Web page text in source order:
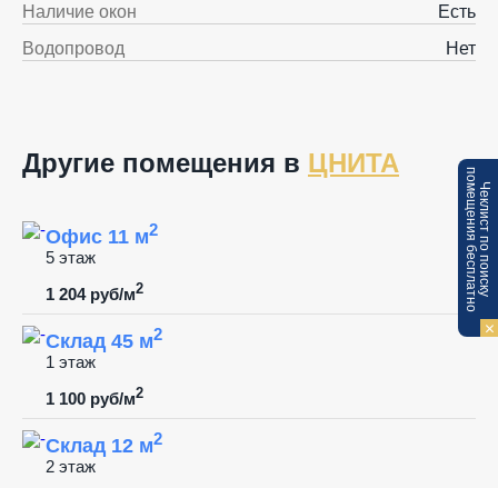
Наличие окон
Есть
Водопровод
Нет
Другие помещения в ЦНИТА
Офис 11 м2
5 этаж
1 204 руб/м2
Склад 45 м2
1 этаж
1 100 руб/м2
Склад 12 м2
2 этаж
Ч
е
к
л
и
с
т
п
о
п
о
и
с
к
у
по
м
е
щ
е
н
и
я
б
е
с
п
л
а
т
н
о
×